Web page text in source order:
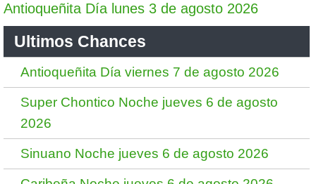
Antioqueñita Día lunes 3 de agosto 2026
Ultimos Chances
Antioqueñita Día viernes 7 de agosto 2026
Super Chontico Noche jueves 6 de agosto
2026
Sinuano Noche jueves 6 de agosto 2026